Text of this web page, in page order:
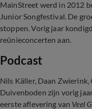
MainStreet werd in 2012
Junior Songfestival. De
stoppen. Vorig jaar
reünieconcerten aan.
Podcast
Nils Käller, Daan Zwierink,
Duivenboden zijn vorig
eerste aflevering van Veel